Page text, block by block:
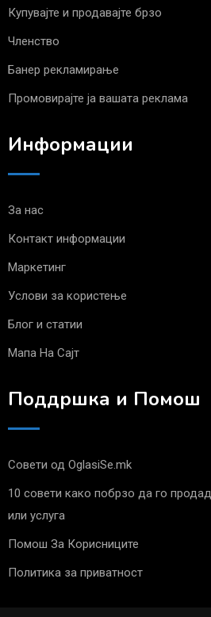
Купувајте и продавајте брзо
Членство
Банер рекламирање
Промовирајте ја вашата реклама
Информации
За нас
Контакт информации
Маркетинг
Услови за користење
Блог и статии
Мапа На Сајт
Поддршка и Помош
Совети од OglasiSe.mk
10 совети како побрзо да го
или услуга
Помош За Корисниците
Политика за приватност